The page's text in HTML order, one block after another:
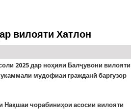
вилояти Хатлон
2025 дар ноҳияи Балҷувони вилояти
мудофиаи гражданӣ баргузор
Нақшаи чорабиниҳои асосии вилояти